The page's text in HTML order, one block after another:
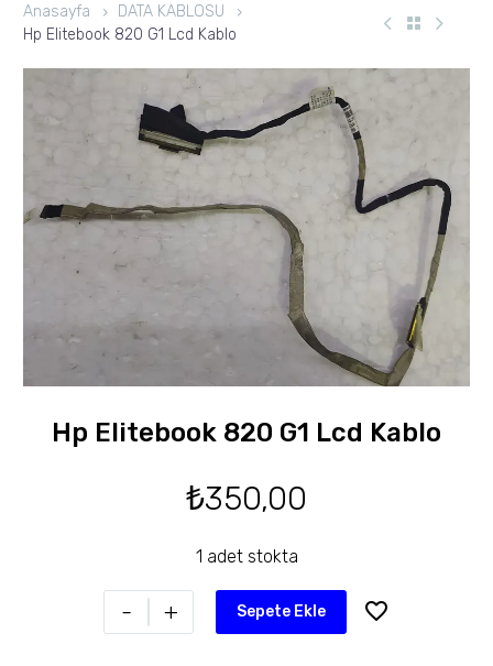
Anasayfa
DATA KABLOSU
Hp Elitebook 820 G1 Lcd Kablo
Hp Elitebook 820 G1 Lcd Kablo
₺350,00
1 adet stokta
- + Sepete Ekle